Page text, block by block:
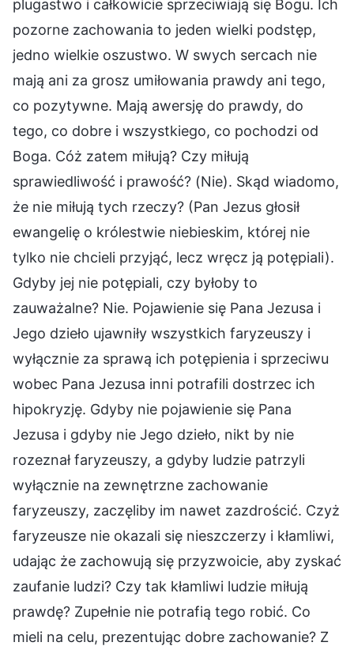
plugastwo i całkowicie sprzeciwiają się Bogu. Ich
pozorne zachowania to jeden wielki podstęp,
jedno wielkie oszustwo. W swych sercach nie
mają ani za grosz umiłowania prawdy ani tego,
co pozytywne. Mają awersję do prawdy, do
tego, co dobre i wszystkiego, co pochodzi od
Boga. Cóż zatem miłują? Czy miłują
sprawiedliwość i prawość? (Nie). Skąd wiadomo,
że nie miłują tych rzeczy? (Pan Jezus głosił
ewangelię o królestwie niebieskim, której nie
tylko nie chcieli przyjąć, lecz wręcz ją potępiali).
Gdyby jej nie potępiali, czy byłoby to
zauważalne? Nie. Pojawienie się Pana Jezusa i
Jego dzieło ujawniły wszystkich faryzeuszy i
wyłącznie za sprawą ich potępienia i sprzeciwu
wobec Pana Jezusa inni potrafili dostrzec ich
hipokryzję. Gdyby nie pojawienie się Pana
Jezusa i gdyby nie Jego dzieło, nikt by nie
rozeznał faryzeuszy, a gdyby ludzie patrzyli
wyłącznie na zewnętrzne zachowanie
faryzeuszy, zaczęliby im nawet zazdrościć. Czyż
faryzeusze nie okazali się nieszczerzy i kłamliwi,
udając że zachowują się przyzwoicie, aby zyskać
zaufanie ludzi? Czy tak kłamliwi ludzie miłują
prawdę? Zupełnie nie potrafią tego robić. Co
mieli na celu, prezentując dobre zachowanie? Z